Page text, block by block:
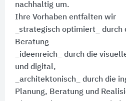
nachhaltig um.
Ihre Vorhaben entfalten wir
_strategisch optimiert_
Beratung
_ideenreich_ durch die
und digital,
_architektonisch_ durch die
Planung, Beratung und